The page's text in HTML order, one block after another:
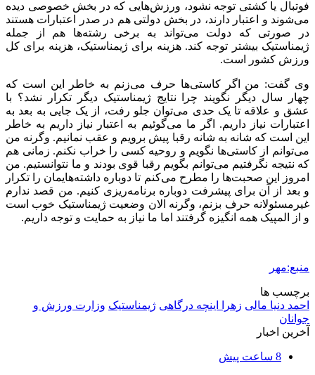
فوتبال یا کشتی توجه نشود، ورزش‌هایی که در بخش خصوصی دیده
می‌شوند و اعتبار دارند، در بخش دولتی هم در صدر اعتبارات هستند
در صورتی که دولت می‌تواند به برخی رشته‌ها هم از جمله
ژیمناستیک بیشتر توجه کند. هزینه برای ژیمناستیک، هزینه برای کل
ورزش کشور است.
وی گفت: من اگر کاستی‌ها حرف می‌زنم به خاطر این است که
چهار سال دیگر نگویند چرا نتایج ژیمناستیک دیگر تکرار نشد؟ با
عشق و علاقه تا یک حدی می‌توان جلو رفت، از یک جایی به بعد به
اعتبارات نیاز داریم. اگر ما می‌گوئیم به اعتبار نیاز داریم به خاطر
این است که شانه به شانه رقبا پیش برویم و عقب نمانیم. وگرنه من
می‌توانم از کاستی‌ها نگویم و روحیه کسی را خراب نکنم. زمانی هم
که نتیجه نگرفتیم می‌توانم بگویم رقبا قوی بودند و ما نتوانستیم. من
امروز این صحبت‌ها را مطرح می‌کنم تا دوباره داشته‌هایمان را تکرار
و بعد از آن برای پیشرفت دوباره برنامه‌ریزی کنیم. من قصد ندارم
غیرمسئولانه حرف بزنم، وگرنه الان وضعیت ژیمناستیک خوب است
و از المپیک همه انگیزه گرفتند اما ما نیاز به حمایت و توجه داریم.
منبع:مهر
برچسب ها
احمد دنیا مالی زهرا اینچه درگاهی ژیمناستیک وزارت ورزش و
جوانان
آخرین اخبار
8 ساعت پیش